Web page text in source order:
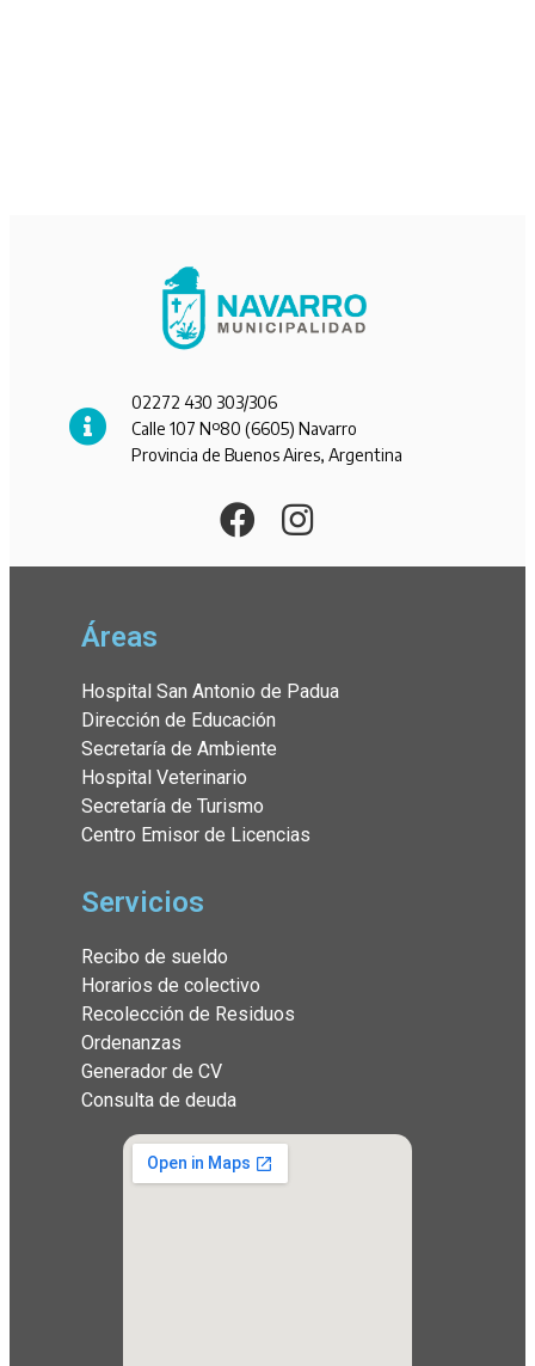
02272 430 303/306
Calle 107 Nº80 (6605) Navarro
Provincia de Buenos Aires, Argentina
Áreas
Hospital San Antonio de Padua
Dirección de Educación
Secretaría de Ambiente
Hospital Veterinario
Secretaría de Turismo
Centro Emisor de Licencias
Servicios
Recibo de sueldo
Horarios de colectivo
Recolección de Residuos
Ordenanzas
Generador de CV
Consulta de deuda